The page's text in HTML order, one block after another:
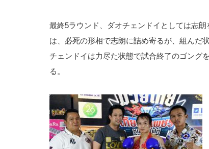
最終5ラウンド、ダオチェンドイとしては志
は、必死の形相で志朗に詰め寄るが、組んだ
チェンドイは力尽た状態で試合終了のゴング
る。